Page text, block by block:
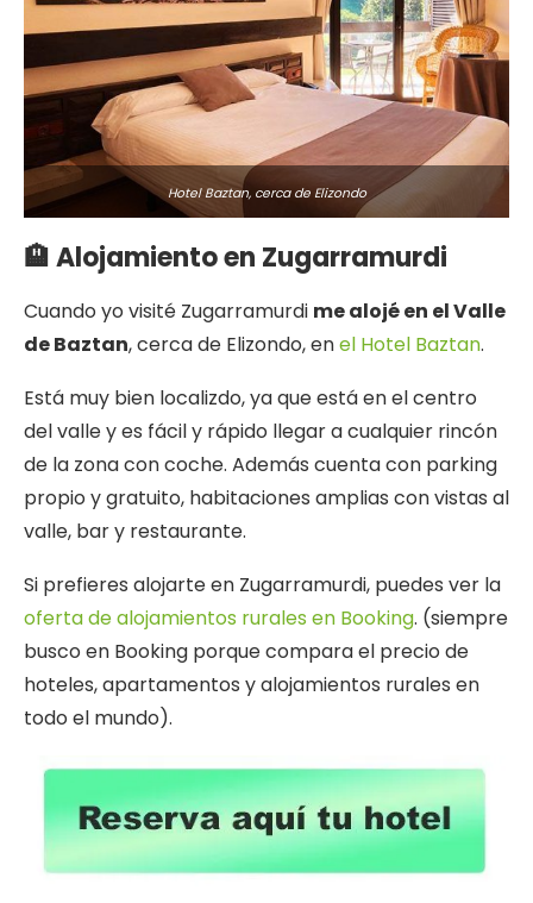
Hotel Baztan, cerca de Elizondo
🏨 Alojamiento en Zugarramurdi
Cuando yo visité Zugarramurdi me alojé en el Valle
de Baztan, cerca de Elizondo, enel Hotel Baztan.
Está muy bien localizdo, ya que está en el centro
del valle y es fácil y rápido llegar a cualquier rincón
de la zona con coche. Además cuenta con parking
propio y gratuito, habitaciones amplias con vistas al
valle, bar y restaurante.
Si prefieres alojarte en Zugarramurdi, puedes ver la
oferta de alojamientos rurales en Booking. (siempre
busco en Booking porque compara el precio de
hoteles, apartamentos y alojamientos rurales en
todo el mundo).